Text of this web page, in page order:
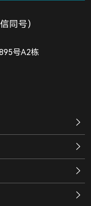
同号）
号A2栋